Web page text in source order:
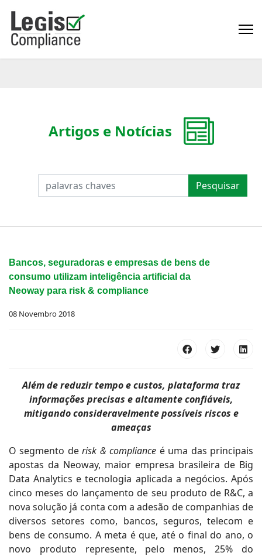
PESQUISAR Pesquisar
Artigos e Notícias
Bancos, seguradoras e empresas de bens de
consumo utilizam inteligência artificial da
Neoway para risk & compliance
08 Novembro 2018
Além de reduzir tempo e custos, plataforma traz
informações precisas e altamente confiáveis,
mitigando consideravelmente possíveis riscos e
ameaças
O segmento derisk & compliance é uma das principais
apostas da Neoway, maior empresa brasileira de Big
Data Analytics e tecnologia aplicada a negócios. Após
cinco meses do lançamento de seu produto de R&C, a
nova solução já conta com a adesão de companhias de
diversos setores como, bancos, seguros, telecom e
bens de consumo. A meta é que, até o final do ano, o
novo produto represente, pelo menos, 25% do